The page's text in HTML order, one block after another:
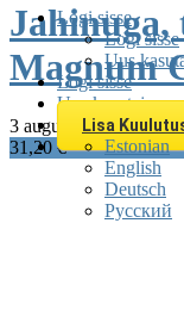
Logi sisse
Logi sisse
Uus
Logi sisse
Uus kasutaja
Lisa
Estonian
English
Deutsch
Русский
Jahinuga,
Magnum
3 august 2026 14:53
31,20 €